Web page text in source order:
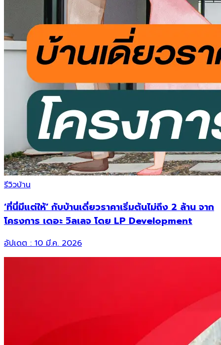
รีวิวบ้าน
‘ที่นี่มีแต่ให้’ กับบ้านเดี่ยวราคาเริ่มต้นไม่ถึง 2 ล้าน จาก
โครงการ เดอะ วิลเลจ โดย LP Development
อัปเดต :10 มี.ค. 2026